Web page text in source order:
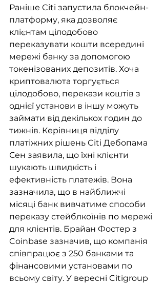
Раніше Citi запустила блокчейн-
платформу, яка дозволяє
клієнтам цілодобово
переказувати кошти всередині
мережі банку за допомогою
токенізованих депозитів. Хоча
криптовалюта торгується
цілодобово, перекази коштів з
однієї установи в іншу можуть
займати від декількох годин до
тижнів. Керівниця відділу
платіжних рішень Citi Дебопама
Сен заявила, що їхні клієнти
шукають швидкість і
ефективність платежів. Вона
зазначила, що в найближчі
місяці банк вивчатиме способи
переказу стейблкоїнів по мережі
для клієнтів. Брайан Фостер з
Coinbase зазначив, що компанія
співпрацює з 250 банками та
фінансовими установами по
всьому світу. У вересні Citigroup